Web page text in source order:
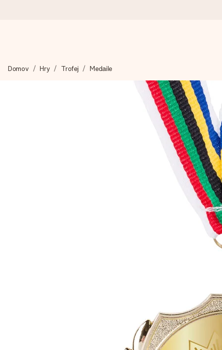
Váš dárek vytvoříme s láskou a bleskově odešleme – abyste
4,8 (na základě +15 000 recenzí)
Naše dárky inspirují. Zákazníci nás na Google Reviews
Vytvořte něco jedinečného během několika kroků – s jejím
Domov Hry Trofej Medaile